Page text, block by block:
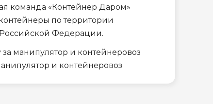
команда «Контейнер Даром»
по территории
Федерации.
манипулятор и контейнеровоз
и контейнеровоз